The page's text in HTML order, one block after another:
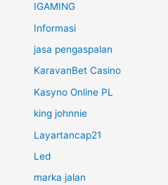
IGAMING
Informasi
jasa pengaspalan
KaravanBet Casino
Kasyno Online PL
king johnnie
Layartancap21
Led
marka jalan